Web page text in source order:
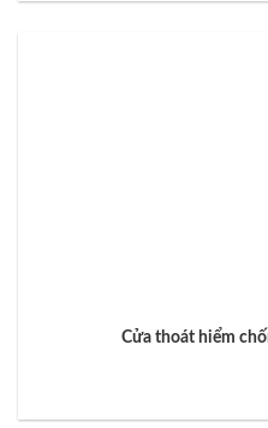
Cửa thoát hiểm